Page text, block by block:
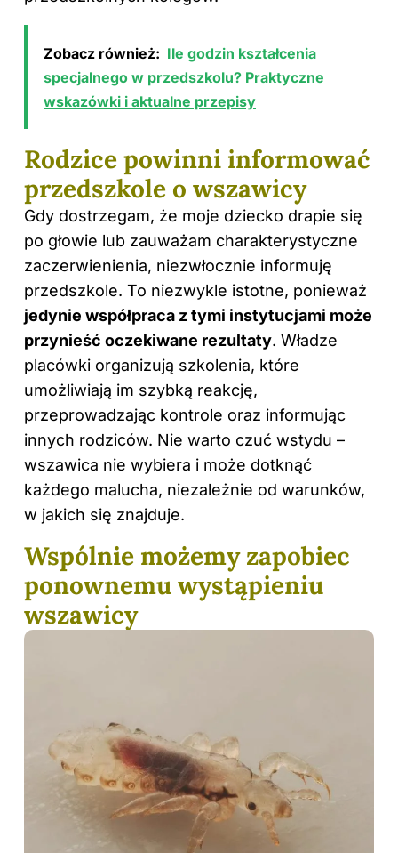
Zobacz również: Ile godzin kształcenia
specjalnego w przedszkolu? Praktyczne
wskazówki i aktualne przepisy
Rodzice powinni informować
przedszkole o wszawicy
Gdy dostrzegam, że moje dziecko drapie się
po głowie lub zauważam charakterystyczne
zaczerwienienia, niezwłocznie informuję
przedszkole. To niezwykle istotne, ponieważ
jedynie współpraca z tymi instytucjami może
przynieść oczekiwane rezultaty. Władze
placówki organizują szkolenia, które
umożliwiają im szybką reakcję,
przeprowadzając kontrole oraz informując
innych rodziców. Nie warto czuć wstydu –
wszawica nie wybiera i może dotknąć
każdego malucha, niezależnie od warunków,
w jakich się znajduje.
Wspólnie możemy zapobiec
ponownemu wystąpieniu
wszawicy